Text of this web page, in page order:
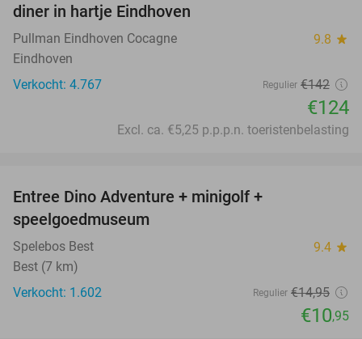
diner in hartje Eindhoven
Pullman Eindhoven Cocagne 9.8 star
Eindhoven
Verkocht: 4.767
Regulier €142
€124
Excl. ca. €5,25 p.p.p.n. toeristenbelasting
Entree Dino Adventure + minigolf +
speelgoedmuseum
Spelebos Best 9.4 star
Best (7 km)
Verkocht: 1.602
Regulier €14,95
€10,95